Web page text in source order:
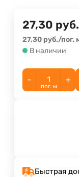
27,30 руб.
27,30 руб./пог.
В наличии
- +
пог. м
Быстрая